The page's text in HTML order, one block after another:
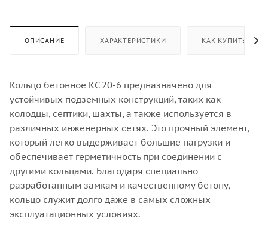
ОПИСАНИЕ ХАРАКТЕРИСТИКИ КАК КУПИТЬ
Кольцо бетонное КС 20-6 предназначено для
устойчивых подземных конструкций, таких как
колодцы, септики, шахты, а также используется в
различных инженерных сетях. Это прочный элемент,
который легко выдерживает большие нагрузки и
обеспечивает герметичность при соединении с
другими кольцами. Благодаря специально
разработанным замкам и качественному бетону,
кольцо служит долго даже в самых сложных
эксплуатационных условиях.